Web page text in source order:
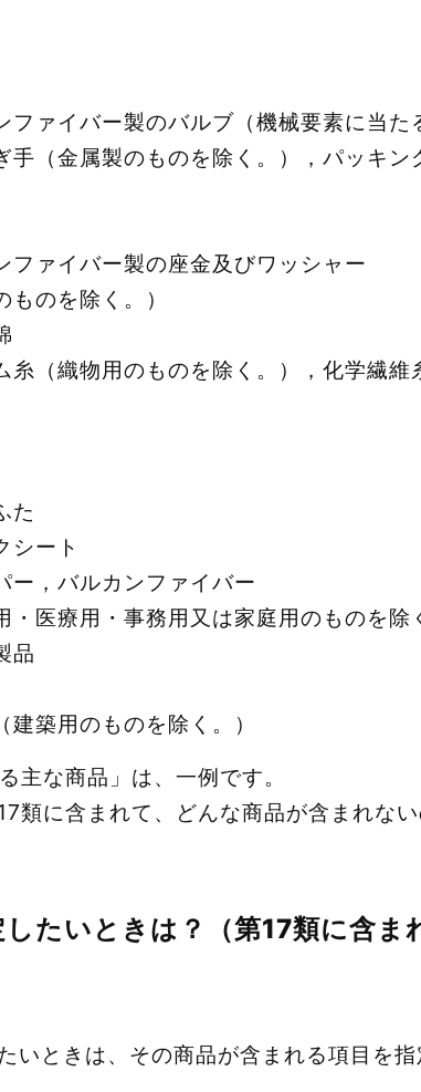
ファイバー製のバルブ（機械要素に当た
手（金属製のものを除く。），パッキン
ファイバー製の座金及びワッシャー
のを除く。）
糸（織物用のものを除く。），化学繊維
た
シート
ー，バルカンファイバー
・医療用・事務用又は家庭用のものを除
品
築用のものを除く。）
主な商品」は、一例です。
類に含まれて、どんな商品が含まれな
たいときは？（第17類に含ま
ときは、その商品が含まれる項目を指